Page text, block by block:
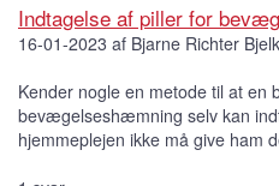
Indtagelse af piller for
16-01-2023 af Bjarne Richter
Kender nogle en metode til at en
bevægelseshæmning selv kan
hjemmeplejen ikke må give ham